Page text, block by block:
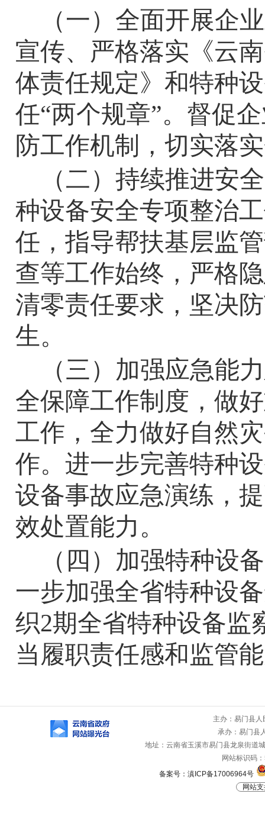
（一）全面开展企
宣传、严格落实《云
体责任规定》和特种
任“两个规章”。督促
防工作机制，切实落
（二）持续推进安
种设备安全专项整治
任，指导帮扶基层监
查等工作始终，严格
清零责任要求，坚决
生。
（三）加强应急能
全保障工作制度，做
工作，全力做好自然
作。进一步完善特种
设备事故应急演练，
效处置能力。
（四）加强特种设
一步加强全省特种设
织2期全省特种设备监
当履职责任感和监管
主办：易门县
承办：易门县
地址：云南省玉溪市易门县龙泉街
网站标识码
备案号：滇ICP备17006964号
网站